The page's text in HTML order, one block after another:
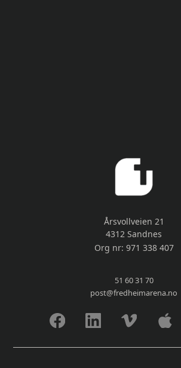
Årsvollveien 21
4312 Sandnes
Org nr: 971 338 407
51 60 31 70
post@fredheimarena.no